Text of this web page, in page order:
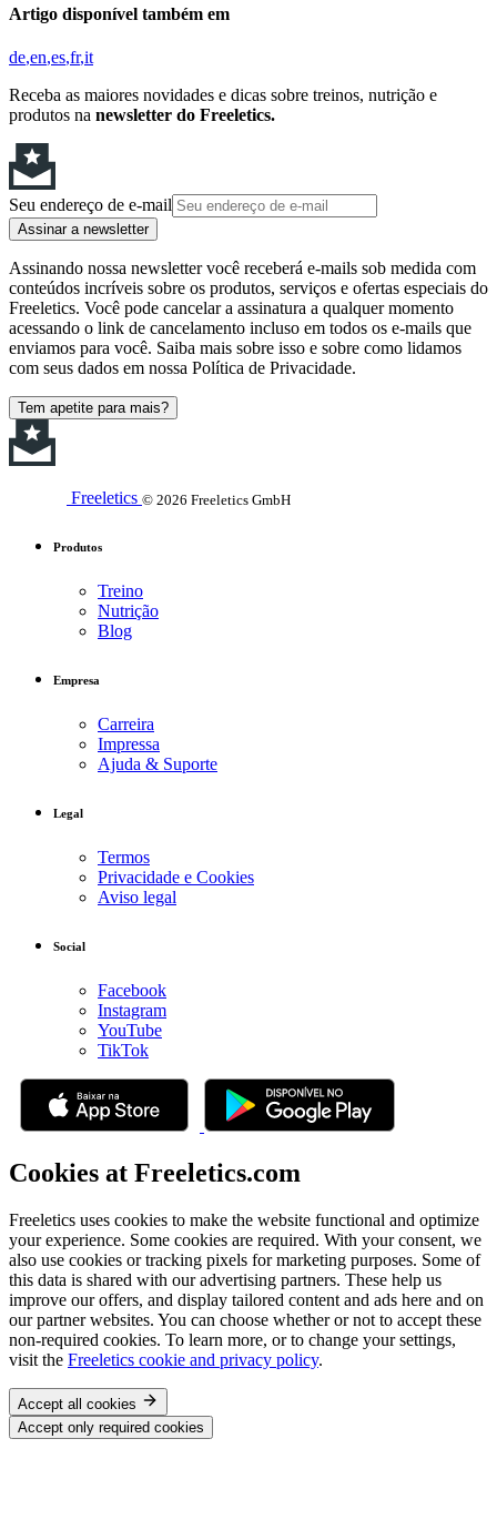
Artigo disponível também em
de en es fr it
Receba as maiores novidades e dicas sobre treinos, nutrição e
produtos na newsletter do Freeletics.
Seu endereço de e-mail
Assinar a newsletter
Assinando nossa newsletter você receberá e-mails sob medida com
conteúdos incríveis sobre os produtos, serviços e ofertas especiais do
Freeletics. Você pode cancelar a assinatura a qualquer momento
acessando o link de cancelamento incluso em todos os e-mails que
enviamos para você. Saiba mais sobre isso e sobre como lidamos
com seus dados em nossa Política de Privacidade.
Tem apetite para mais?
Freeletics © 2026 Freeletics GmbH
Produtos
Treino
Nutrição
Blog
Empresa
Carreira
Impressa
Ajuda & Suporte
Legal
Termos
Privacidade e Cookies
Aviso legal
Social
Facebook
Instagram
YouTube
TikTok
Cookies at Freeletics.com
Freeletics uses cookies to make the website functional and optimize
your experience. Some cookies are required. With your consent, we
also use cookies or tracking pixels for marketing purposes. Some of
this data is shared with our advertising partners. These help us
improve our offers, and display tailored content and ads here and on
our partner websites. You can choose whether or not to accept these
non-required cookies. To learn more, or to change your settings,
visit the Freeletics cookie and privacy policy.
Accept all cookies
Accept only required cookies